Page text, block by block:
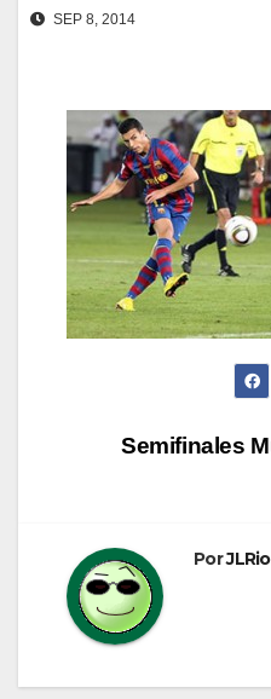
SEP 8, 2014
entradas
Semifinales
PorJLRio